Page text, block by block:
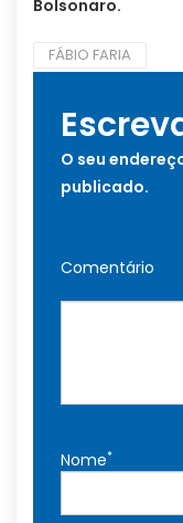
Bolsonaro.
FÁBIO FARIA
O seu
publicado.
Comentário
Nome*